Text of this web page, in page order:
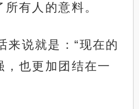
有人的意料。
来说就是：“现在的
，也更加团结在一